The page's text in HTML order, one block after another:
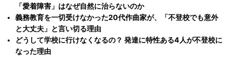
「愛着障害」はなぜ自然に治らないのか
義務教育を一切受けなかった20代作曲家が、「不登校でも意外
と大丈夫」と言い切る理由
どうして学校に行けなくなるの？ 発達に特性ある4人が不登校に
なった理由